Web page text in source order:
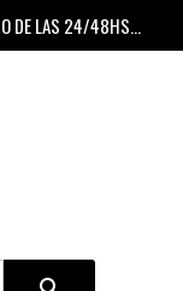
DE LAS 24/48HS...